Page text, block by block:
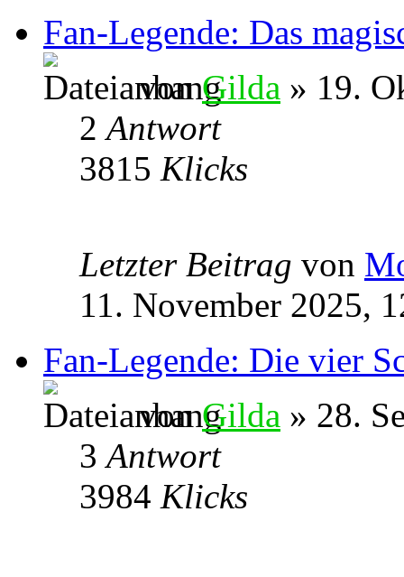
Fan-Legende: Das
vonGilda » 19.
2Antwort
3815 Klicks
Letzter Beitrag von
11. November 2025,
Fan-Legende: Die vier
vonGilda » 28.
3Antwort
3984 Klicks